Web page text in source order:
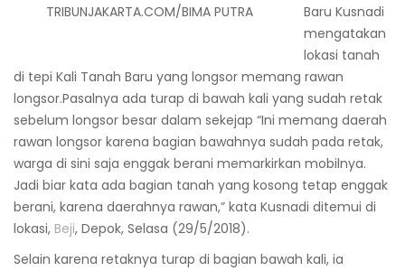
TRIBUNJAKARTA.COM/BIMA PUTRA
Baru Kusnadi
mengatakan
lokasi tanah
di tepi Kali Tanah Baru yang longsor memang rawan
longsor.Pasalnya ada turap di bawah kali yang sudah retak
sebelum longsor besar dalam sekejap “Ini memang daerah
rawan longsor karena bagian bawahnya sudah pada retak,
warga di sini saja enggak berani memarkirkan mobilnya.
Jadi biar kata ada bagian tanah yang kosong tetap enggak
berani, karena daerahnya rawan,” kata Kusnadi ditemui di
lokasi, Beji, Depok, Selasa (29/5/2018).
Selain karena retaknya turap di bagian bawah kali, ia